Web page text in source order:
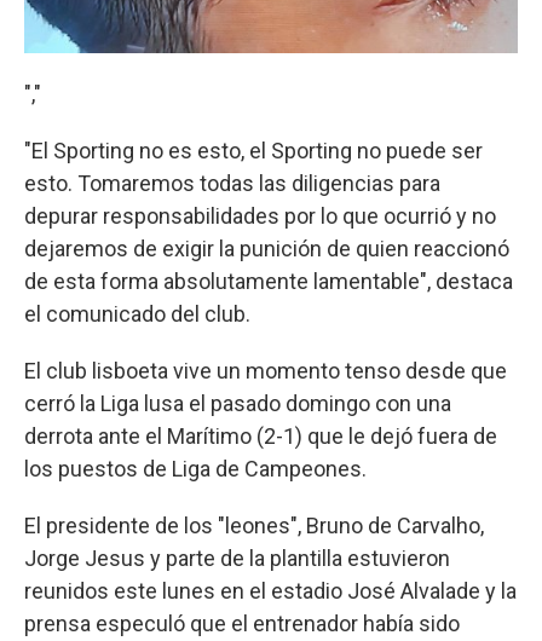
","
"El Sporting no es esto, el Sporting no puede ser
esto. Tomaremos todas las diligencias para
depurar responsabilidades por lo que ocurrió y no
dejaremos de exigir la punición de quien reaccionó
de esta forma absolutamente lamentable", destaca
el comunicado del club.
El club lisboeta vive un momento tenso desde que
cerró la Liga lusa el pasado domingo con una
derrota ante el Marítimo (2-1) que le dejó fuera de
los puestos de Liga de Campeones.
El presidente de los "leones", Bruno de Carvalho,
Jorge Jesus y parte de la plantilla estuvieron
reunidos este lunes en el estadio José Alvalade y la
prensa especuló que el entrenador había sido